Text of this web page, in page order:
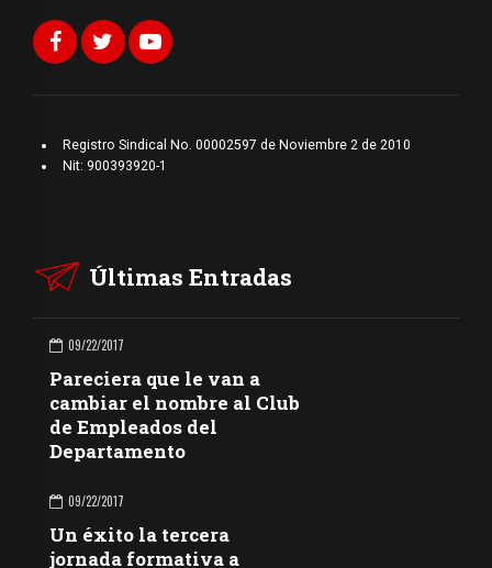
Registro Sindical No. 00002597 de Noviembre 2 de 2010
Nit: 900393920-1
Últimas Entradas
09/22/2017
Pareciera que le van a
cambiar el nombre al Club
de Empleados del
Departamento
09/22/2017
Un éxito la tercera
jornada formativa a